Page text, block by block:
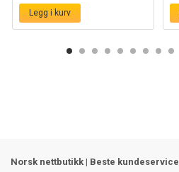
Legg i kurv
Norsk nettbutikk | Beste kundeservice